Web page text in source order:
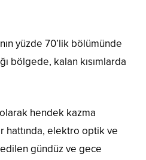
yüzde 70’lik bölümünde
bölgede, kalan kısımlarda
hendek kazma
hattında, elektro optik ve
gündüz ve gece